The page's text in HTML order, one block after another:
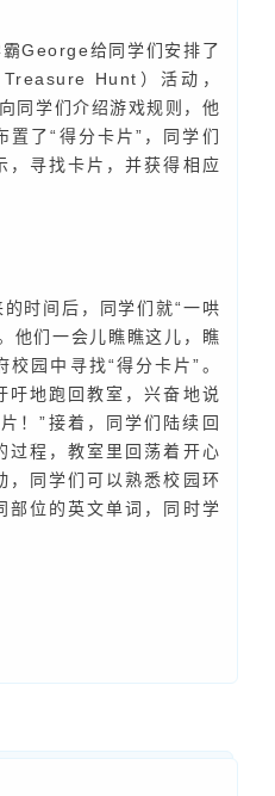
George给同学们安排了
Hunt）活动，
同学们介绍游戏规则，他
置了“得分卡片”，同学们
，寻找卡片，并获得相应
时间后，同学们就“一哄
他们一会儿瞧瞧这儿，瞧
园中寻找“得分卡片”。
吁地跑回教室，兴奋地说
！”接着，同学们陆续回
过程，教室里回荡着开心
，同学们可以熟悉校园环
部位的英文单词，同时学